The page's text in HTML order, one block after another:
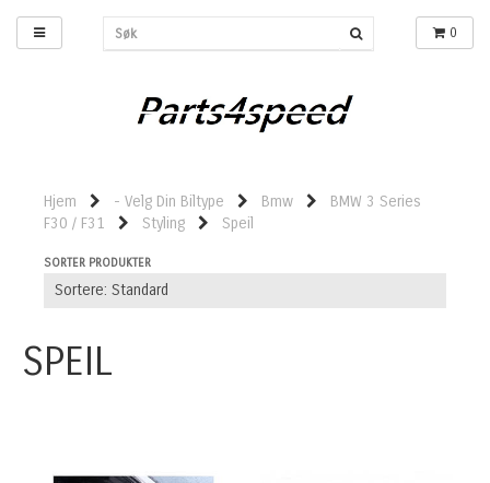
0
Hjem - Velg Din Biltype Bmw
BMW 3 Series
F30 / F31
Styling Speil
SORTER PRODUKTER
SPEIL